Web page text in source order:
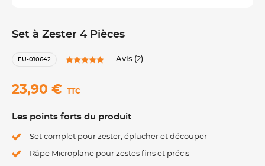
Set à Zester 4 Pièces
EU-010642 Avis (2)
23,90 € TTC
Les points forts du produit
Set complet pour zester, éplucher et découper
Râpe Microplane pour zestes fins et précis